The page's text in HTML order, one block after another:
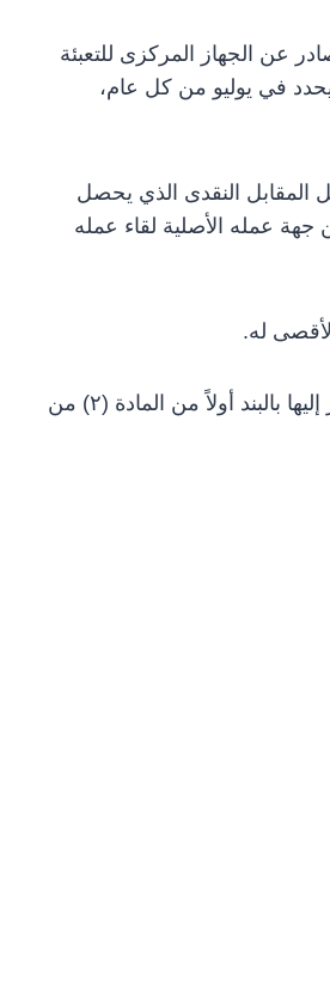
عن الجهاز المركزى للتعبئة
في يوليو من كل عام،
نسبة ۱%. أجر الاشتراك: كامل المقابل النقدى الذي يحصل
أولاً من المادة (۲) من هذا القانون من جهة عمله الأصلية لقاء عمله
له.
۸- أجر الاشتراك: المقابل النقدى الذي يحصل عليه المؤمن عليه من الفئات المشار إليها بالبند أولاً من المادة (۲) من